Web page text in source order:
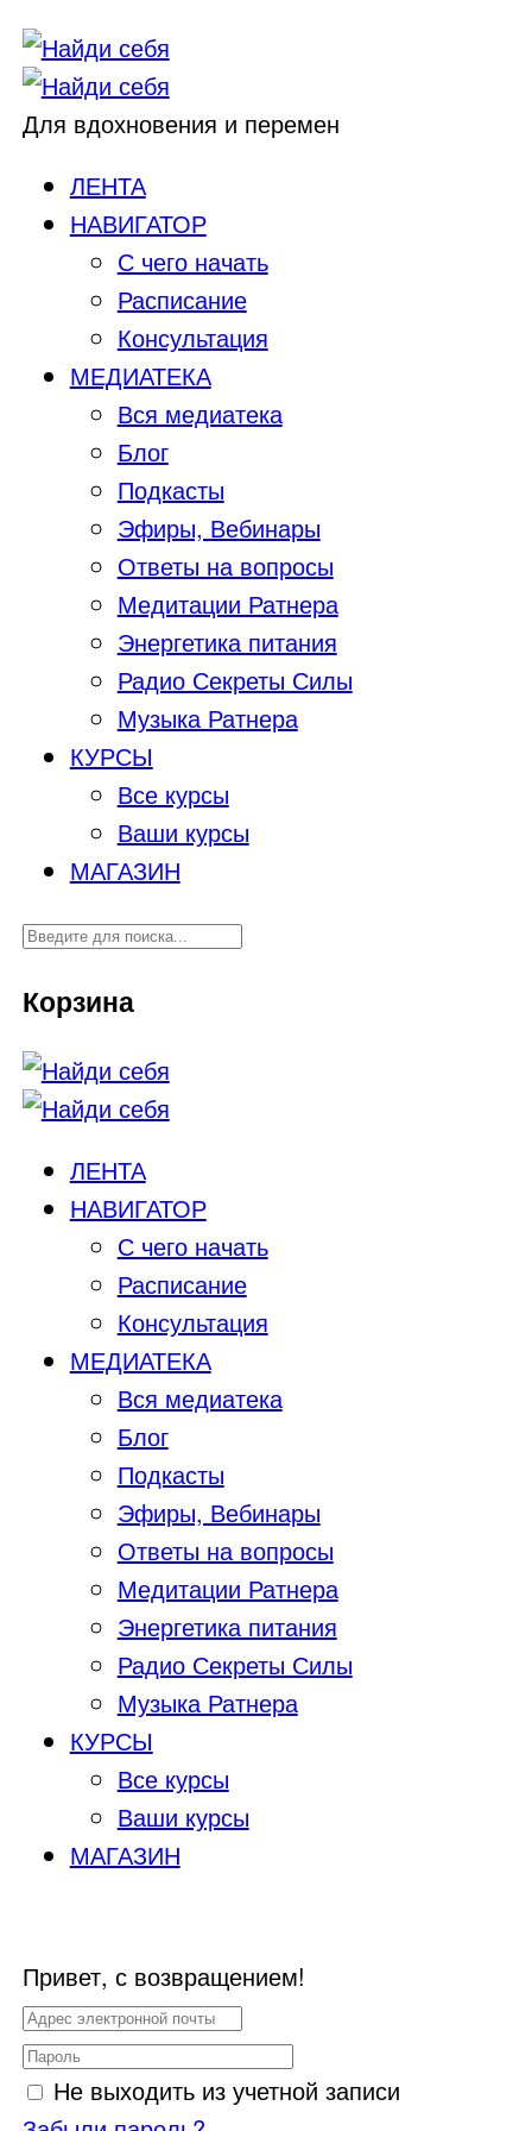
Для вдохновения и перемен
ЛЕНТА
НАВИГАТОР
С чего начать
Расписание
Консультация
МЕДИАТЕКА
Вся медиатека
Блог
Подкасты
Эфиры, Вебинары
Ответы на вопросы
Медитации Ратнера
Энергетика питания
Радио Секреты Силы
Музыка Ратнера
КУРСЫ
Все курсы
Ваши курсы
МАГАЗИН
Корзина
ЛЕНТА
НАВИГАТОР
С чего начать
Расписание
Консультация
МЕДИАТЕКА
Вся медиатека
Блог
Подкасты
Эфиры, Вебинары
Ответы на вопросы
Медитации Ратнера
Энергетика питания
Радио Секреты Силы
Музыка Ратнера
КУРСЫ
Все курсы
Ваши курсы
МАГАЗИН
Привет, с возвращением!
Не выходить из учетной записи